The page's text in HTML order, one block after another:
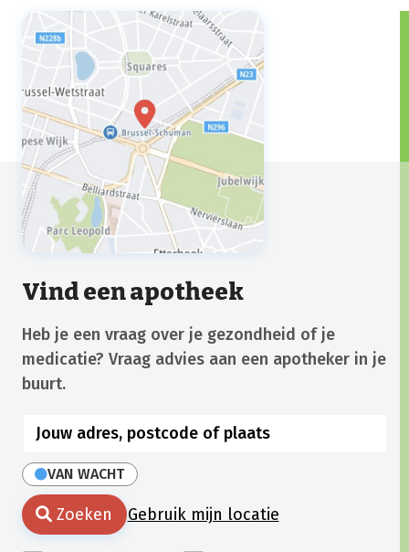
Vind een apotheek
Heb je een vraag over je gezondheid of je
medicatie? Vraag advies aan een apotheker in je
buurt.
VAN WACHT
Zoeken Gebruik mijn locatie